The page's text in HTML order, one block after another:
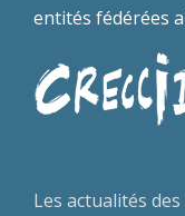
entités fédérées
Les actualités des